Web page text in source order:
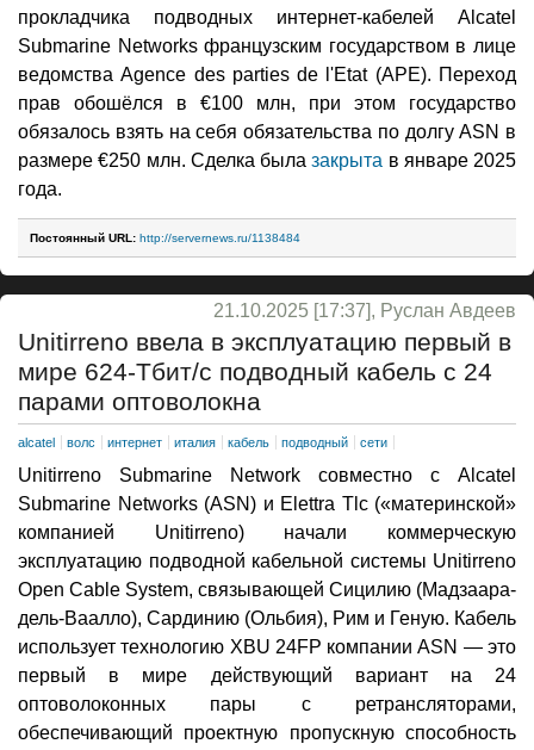
прокладчика подводных интернет-кабелей Alcatel
Submarine Networks французским государством в лице
ведомства Agence des parties de l'Etat (APE). Переход
прав обошёлся в €100 млн, при этом государство
обязалось взять на себя обязательства по долгу ASN в
размере €250 млн. Сделка былазакрыта в январе 2025
года.
Постоянный URL: http://servernews.ru/1138484
21.10.2025 [17:37], Руслан Авдеев
Unitirreno ввела в эксплуатацию первый в
мире 624-Тбит/с подводный кабель с 24
парами оптоволокна
alcatel волс интернет италия кабель подводный сети
Unitirreno Submarine Network совместно с Alcatel
Submarine Networks (ASN) и Elettra Tlc («материнской»
компанией Unitirreno) начали коммерческую
эксплуатацию подводной кабельной системы Unitirreno
Open Cable System, связывающей Сицилию (Мадзаара-
дель-Ваалло), Сардинию (Ольбия), Рим и Геную. Кабель
использует технологию XBU 24FP компании ASN — это
первый в мире действующий вариант на 24
оптоволоконных пары с ретрансляторами,
обеспечивающий проектную пропускную способность